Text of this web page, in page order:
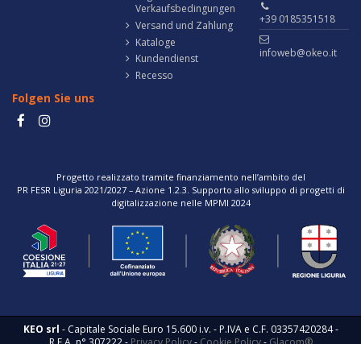
Verkaufsbedingungen
Versand und Zahlung
Kataloge
Kundendienst
Recesso
+39 0185351518
infoweb@okeo.it
Folgen Sie uns
Progetto realizzato tramite finanziamento nell’ambito del
PR FESR Liguria 2021/2027 – Azione 1.2.3. Supporto allo sviluppo di progetti di
digitalizzazione nelle MPMI 2024
KEO srl - Capitale Sociale Euro 15.600 i.v. - P.IVA e C.F. 03357420284 -